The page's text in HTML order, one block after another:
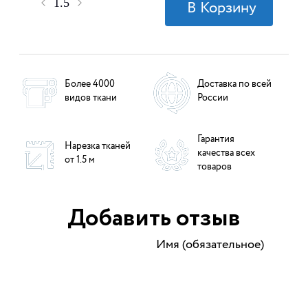
Более 4000
видов ткани
Доставка по всей
России
Нарезка тканей
от 1.5 м
Гарантия
качества всех
товаров
Добавить отзыв
Имя (обязательное)